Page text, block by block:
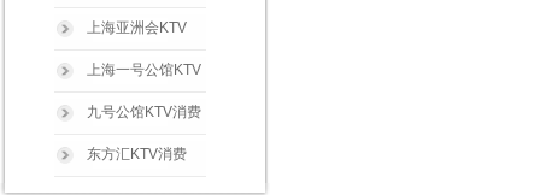
上海亚洲会KTV
上海一号公馆KTV
九号公馆KTV消费
东方汇KTV消费